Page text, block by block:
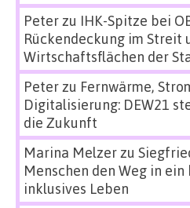
Peterzu IHK-Spitze bei
Rückendeckung im Streit
Wirtschaftsflächen der
Peterzu Fernwärme,
Digitalisierung: DEW21
die Zukunft
Marina Melzerzu
Menschen den Weg in
inklusives Leben